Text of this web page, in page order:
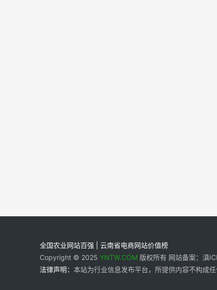
全国农业网站百强 | 云南省电商网站价值榜
Copyright © 2025 YNTW.COM 版权所有 网站备案：滇
法律声明： 本站为行业信息发布平台，所提供内容不构成